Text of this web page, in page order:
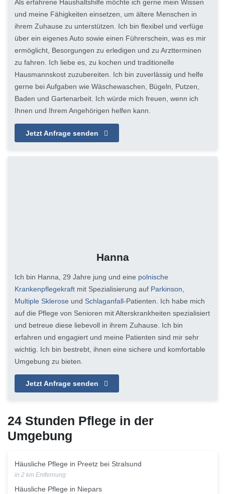
Als erfahrene Haushaltshilfe möchte ich gerne mein Wissen
und meine Fähigkeiten einsetzen, um ältere Menschen in
ihrem Zuhause zu unterstützen. Ich bin flexibel und verfüge
über ein eigenes Auto sowie einen Führerschein, was es mir
ermöglicht, Besorgungen zu erledigen und zu Arztterminen
zu fahren. Ich liebe es, zu kochen und traditionelle
Hausmannskost zuzubereiten. Ich bin zuverlässig und helfe
gerne bei Aufgaben wie Wäschewaschen, Bügeln, Putzen,
Baden und Gartenarbeit. Ich würde mich freuen, wenn ich
Ihnen und Ihrem Angehörigen helfen kann.
Jetzt Anfrage senden
Hanna
Ich bin Hanna, 29 Jahre jung und eine polnische
Krankenpflegekraft mit Spezialisierung auf Parkinson
Multiple Sklerose und Schlaganfall-Patienten. Ich habe mich
auf die Pflege von Senioren mit Alterskrankheiten spezialisiert
und betreue diese liebevoll in ihrem Zuhause. Ich bin
erfahren und engagiert und meine Patienten sind mir sehr
wichtig. Ich bin bestrebt, ihnen eine sichere und komfortable
Umgebung zu bieten.
Jetzt Anfrage senden
24 Stunden Pflege in der
Umgebung
Häusliche Pflege in Preetz bei Stralsund
in 2 km Entfernung
Häusliche Pflege in Niepars